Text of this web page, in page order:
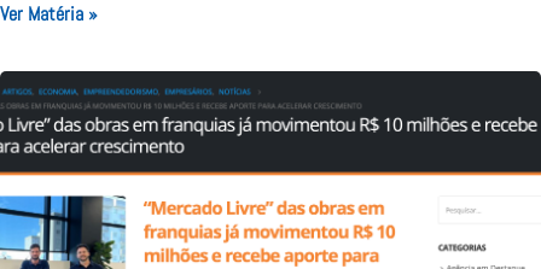
Ver Matéria »